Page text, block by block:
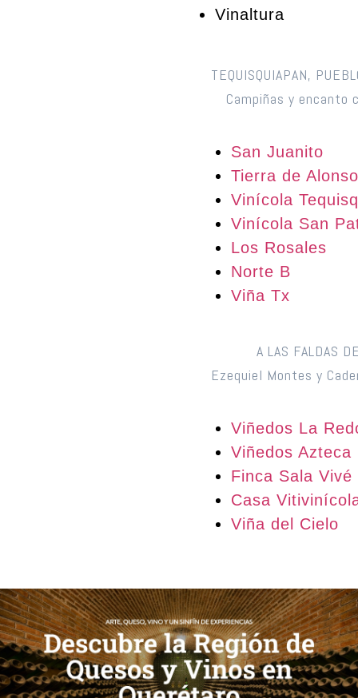
Vinaltura
TEQUISQUIAPAN,
Campiñas y encanto
San Juanito
Tierra de Alonso
Vinícola
Vinícola San
Los Rosales
Norte B
Viña Tx
A LAS FALDAS
Ezequiel Montes y
Viñedos La
Viñedos Azteca
Finca Sala
Casa
Viña del Cielo